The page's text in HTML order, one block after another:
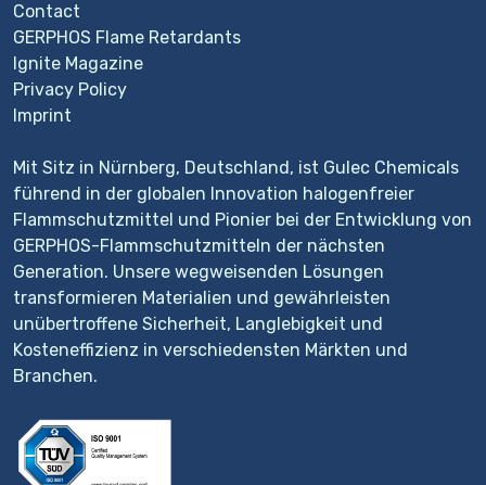
Mit Sitz in Nürnberg, Deutschland, ist Gulec Chemicals
führend in der globalen Innovation halogenfreier
Flammschutzmittel und Pionier bei der Entwicklung von
GERPHOS-Flammschutzmitteln der nächsten
Generation. Unsere wegweisenden Lösungen
transformieren Materialien und gewährleisten
unübertroffene Sicherheit, Langlebigkeit und
Kosteneffizienz in verschiedensten Märkten und
Branchen.
Contact
GERPHOS Flame Retardants
Ignite Magazine
Privacy Policy
Imprint